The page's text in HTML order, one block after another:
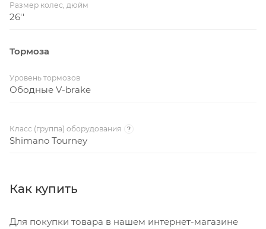
Размер колес, дюйм
26''
Тормоза
Уровень тормозов
Ободные V-brake
Класс (группа) оборудования ?
Shimano Tourney
Как купить
Для покупки товара в нашем интернет-магазине